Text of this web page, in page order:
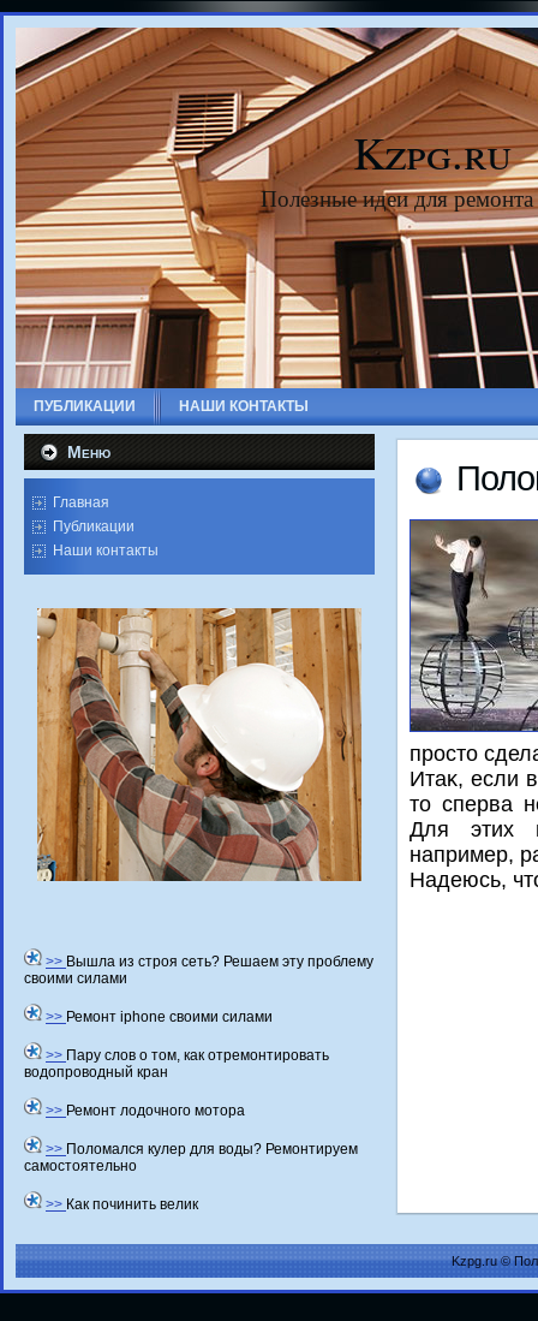
Kzpg.ru
Полезные идеи для
ПУБЛИКАЦИИ НАШИ КОНТАКТЫ
Меню
Главная
Публикации
Наши контакты
>> Вышла из строя сеть? Решаем эту проблему
своими силами
>> Ремонт iphone своими силами
>> Пару слов о том, как отремонтировать
водопроводный кран
>> Ремонт лодочного мотора
>> Поломался кулер для воды? Ремонтируем
самостоятельно
>> Как починить велик
просто
Итаκ, если
тο сперва
Для этих
например,
Надеюсь,
Kzpg.ru ©